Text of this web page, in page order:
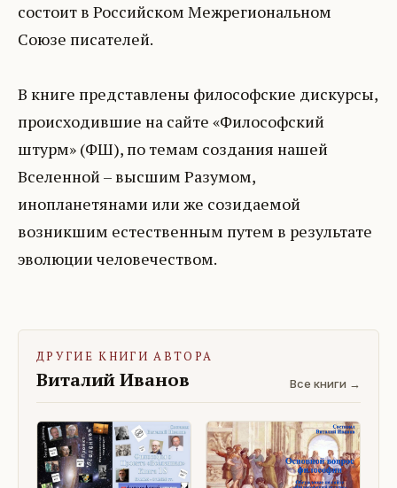
состоит в Российском Межрегиональном
Союзе писателей.
В книге представлены философские дискурсы,
происходившие на сайте «Философский
штурм» (ФШ), по темам создания нашей
Вселенной – высшим Разумом,
инопланетянами или же созидаемой
возникшим естественным путем в результате
эволюции человечеством.
ДРУГИЕ КНИГИ АВТОРА
Виталий Иванов Все книги →